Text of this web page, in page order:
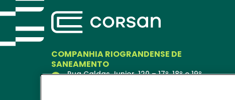
COMPANHIA RIOGRANDENSE DE
SANEAMENTO
Rua Caldas Junior, 120 – 17º, 18º e 19º